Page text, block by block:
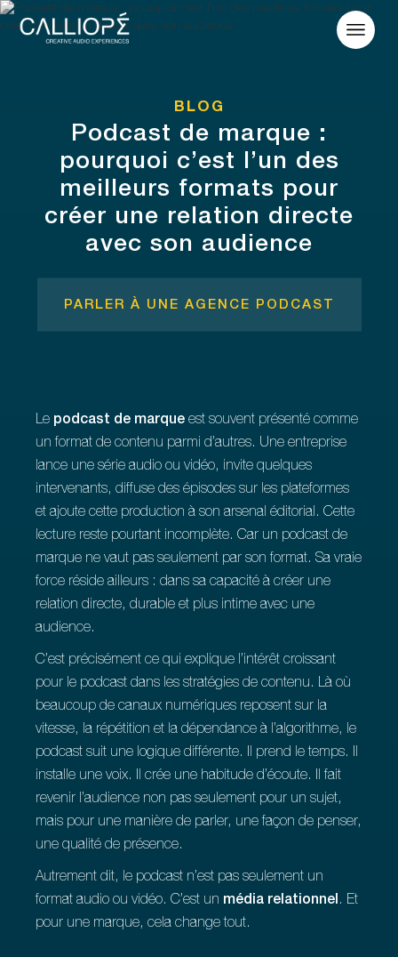
BLOG
Podcast de marque :
pourquoi c’est l’un des
meilleurs formats pour
créer une relation directe
avec son audience
PARLER À UNE AGENCE PODCAST
Le podcast de marque est souvent présenté comme
un format de contenu parmi d’autres. Une entreprise
lance une série audio ou vidéo, invite quelques
intervenants, diffuse des épisodes sur les plateformes
et ajoute cette production à son arsenal éditorial. Cette
lecture reste pourtant incomplète. Car un podcast de
marque ne vaut pas seulement par son format. Sa vraie
force réside ailleurs : dans sa capacité à créer une
relation directe, durable et plus intime avec une
audience.
C’est précisément ce qui explique l’intérêt croissant
pour le podcast dans les stratégies de contenu. Là où
beaucoup de canaux numériques reposent sur la
vitesse, la répétition et la dépendance à l’algorithme, le
podcast suit une logique différente. Il prend le temps. Il
installe une voix. Il crée une habitude d’écoute. Il fait
revenir l’audience non pas seulement pour un sujet,
mais pour une manière de parler, une façon de penser,
une qualité de présence.
Autrement dit, le podcast n’est pas seulement un
format audio ou vidéo. C’est un média relationnel. Et
pour une marque, cela change tout.